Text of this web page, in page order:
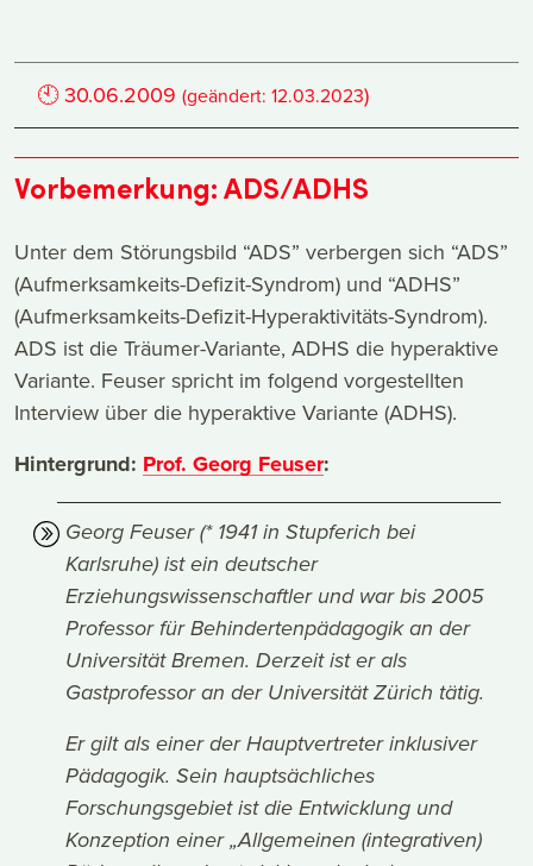
🕙30.06.2009 (geändert:12.03.2023)
Vorbemerkung: ADS/ADHS
Unter dem Störungsbild “ADS” verbergen sich “ADS”
(Aufmerksamkeits-Defizit-Syndrom) und “ADHS”
(Aufmerksamkeits-Defizit-Hyperaktivitäts-Syndrom).
ADS ist die Träumer-Variante, ADHS die hyperaktive
Variante. Feuser spricht im folgend vorgestellten
Interview über die hyperaktive Variante (ADHS).
Hintergrund: Prof. Georg Feuser:
Georg Feuser (* 1941 in Stupferich bei
Karlsruhe) ist ein deutscher
Erziehungswissenschaftler und war bis 2005
Professor für Behindertenpädagogik an der
Universität Bremen. Derzeit ist er als
Gastprofessor an der Universität Zürich tätig.
Er gilt als einer der Hauptvertreter inklusiver
Pädagogik. Sein hauptsächliches
Forschungsgebiet ist die Entwicklung und
Konzeption einer „Allgemeinen (integrativen)